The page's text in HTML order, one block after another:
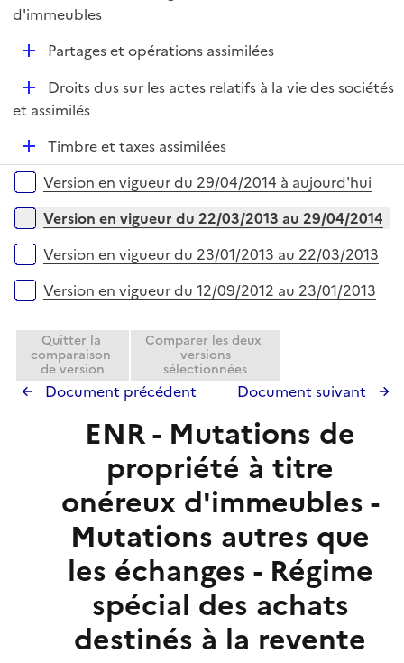
r
ié
r
d'immeubles
D
l
r
Partages et opérations assimilées
D
é
e
r
Droits dus sur les actes relatifs à la vie des sociétés
et assimilés
D
é
p
e
Timbre et taxes assimilées
Versions sur la période
Version en vigueur du 29/04/2014 à aujourd'hui
Version en vigueur du 22/03/2013 au 29/04/2014
Version en vigueur du 23/01/2013 au 22/03/2013
Version en vigueur du 12/09/2012 au 23/01/2013
Quitter la
comparaison
de version
Comparer les deux
versions
sélectionnées
Document précédent Document suivant
ENR - Mutations de
propriété à titre
onéreux d'immeubles -
Mutations autres que
les échanges - Régime
spécial des achats
destinés à la revente